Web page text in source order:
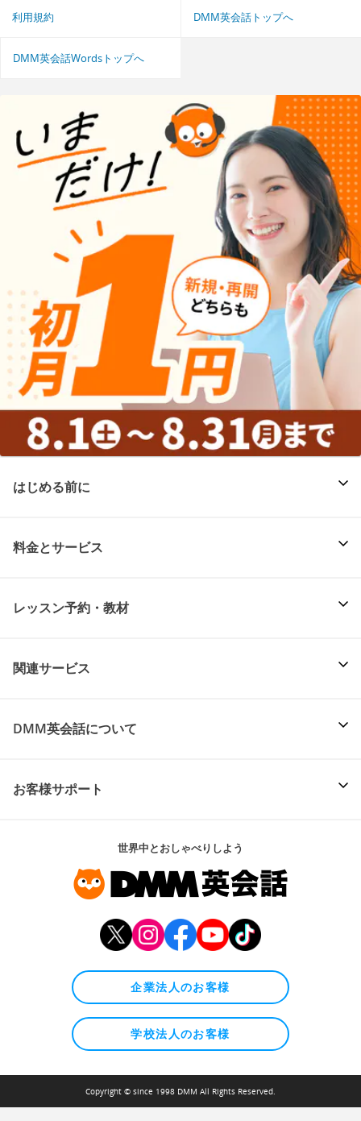
利用規約 DMM英会話トップへ
DMM英会話Wordsトップへ
はじめる前に
料金とサービス
レッスン予約・教材
関連サービス
DMM英会話について
お客様サポート
世界中とおしゃべりしよう
企業法人のお客様
学校法人のお客様
Copyright © since 1998 DMM All Rights Reserved.